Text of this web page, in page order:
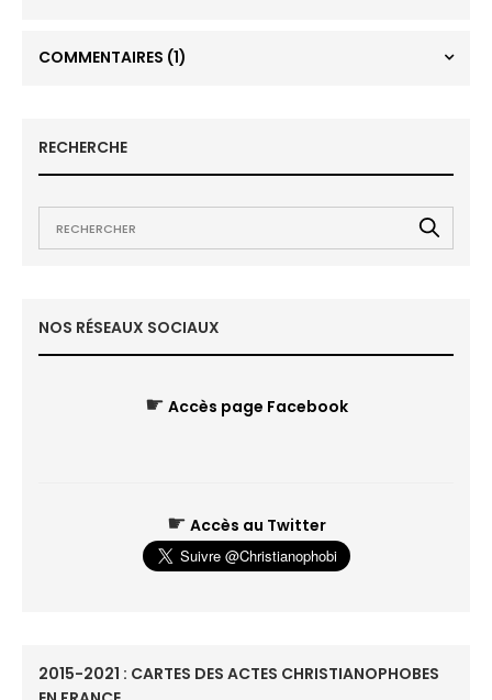
COMMENTAIRES (1)
RECHERCHE
NOS RÉSEAUX SOCIAUX
☛ Accès page Facebook
☛ Accès au Twitter
2015-2021 : CARTES DES ACTES CHRISTIANOPHOBES